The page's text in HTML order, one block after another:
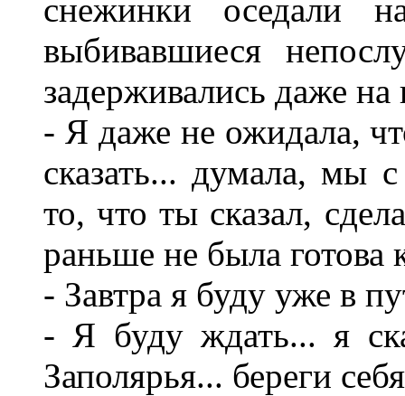
снежинки оседали
выбивавшиеся
задерживались даже
- Я даже не ожидала,
сказать... думала, мы
то, что ты сказал,
раньше не была готова
- Завтра я буду уже в
- Я буду ждать... я
Заполярья... береги